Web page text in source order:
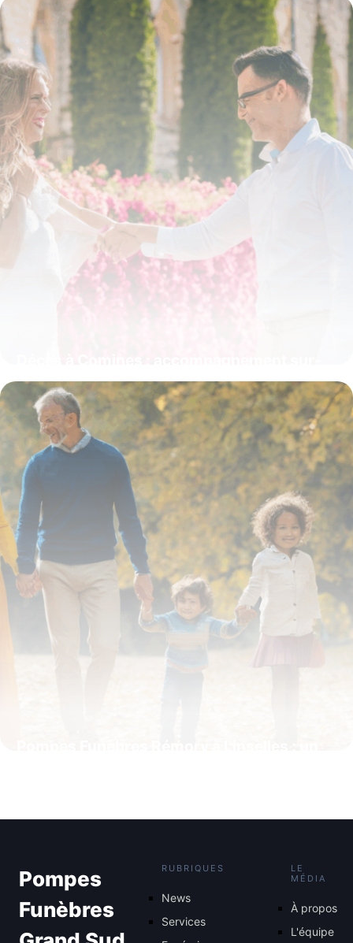
4 juillet 2025
mesure des Pompes Funèbres Rémory
4 juillet 2025
4 juillet 2025
Pompes
Funèbres
RUBRIQUES
News
Services
LE
MÉDIA
À propos
L'équipe